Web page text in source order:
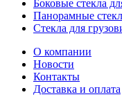
Боковые стекла
Панорамные
Стекла для
О компании
Новости
Контакты
Доставка и оплата